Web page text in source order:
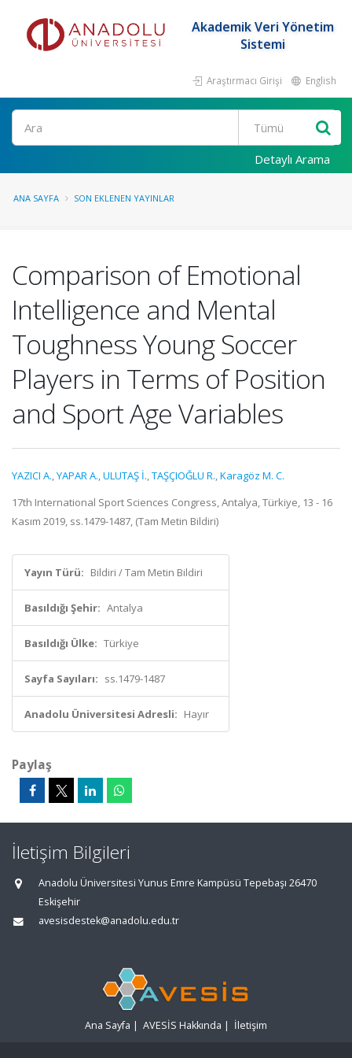
Akademik Veri Yönetim
Sistemi
Araştırmacı Girişi English
Ara
Detaylı Arama
ANA SAYFA SON EKLENEN YAYINLAR
Comparison of Emotional
Intelligence and Mental
Toughness Young Soccer
Players in Terms of Position
and Sport Age Variables
YAZICI A.,YAPAR A.,ULUTAŞ İ.,TAŞÇIOĞLU R.,Karagöz M. C.
17th International Sport Sciences Congress, Antalya, Türkiye, 13 - 16
Kasım 2019, ss.1479-1487, (Tam Metin Bildiri)
Yayın Türü: Bildiri / Tam Metin Bildiri
Basıldığı Şehir: Antalya
Basıldığı Ülke: Türkiye
Sayfa Sayıları: ss.1479-1487
Anadolu Üniversitesi Adresli: Hayır
Paylaş
İletişim Bilgileri
Anadolu Üniversitesi Yunus Emre Kampüsü Tepebaşı 26470
Eskişehir
avesisdestek@anadolu.edu.tr
Ana Sayfa | AVESİS Hakkında | İletişim